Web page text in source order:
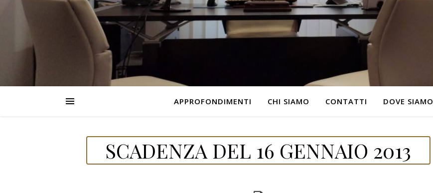
APPROFONDIMENTI CHI SIAMO CONTATTI DOVE SIAMO
SCADENZA DEL 16 GENNAIO 2013